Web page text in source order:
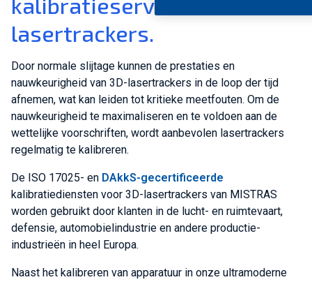
lasertrackers.
Door normale slijtage kunnen de prestaties en
nauwkeurigheid van 3D-lasertrackers in de loop der tijd
afnemen, wat kan leiden tot kritieke meetfouten. Om de
nauwkeurigheid te maximaliseren en te voldoen aan de
wettelijke voorschriften, wordt aanbevolen lasertrackers
regelmatig te kalibreren.
De ISO 17025- en DAkkS-gecertificeerde
kalibratiediensten voor 3D-lasertrackers van MISTRAS
worden gebruikt door klanten in de lucht- en ruimtevaart,
defensie, automobielindustrie en andere productie-
industrieën in heel Europa.
Naast het kalibreren van apparatuur in onze ultramoderne